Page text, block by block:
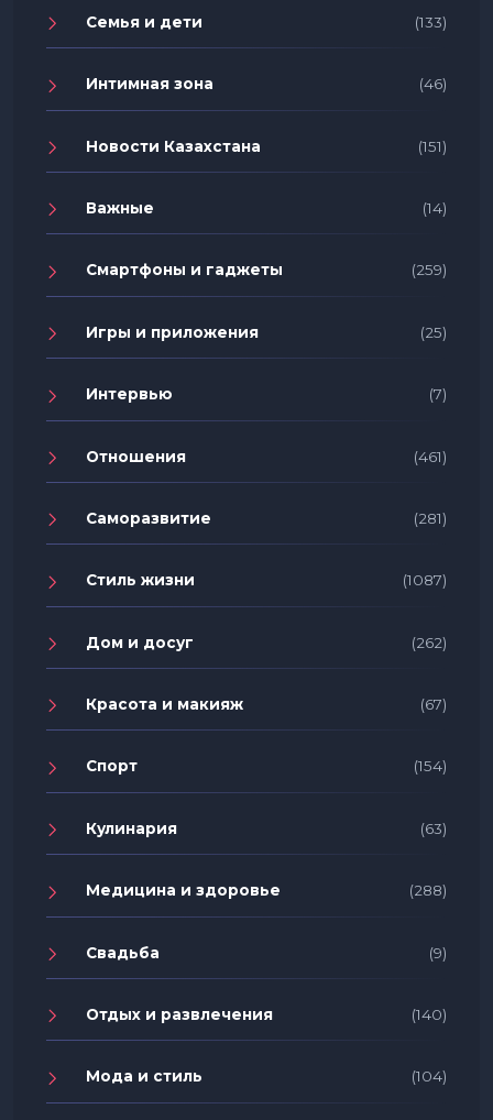
Семья и дети (133)
Интимная зона (46)
Новости Казахстана (151)
Важные (14)
Смартфоны и гаджеты (259)
Игры и приложения (25)
Интервью (7)
Отношения (461)
Саморазвитие (281)
Стиль жизни (1087)
Дом и досуг (262)
Красота и макияж (67)
Спорт (154)
Кулинария (63)
Медицина и здоровье (288)
Свадьба (9)
Отдых и развлечения (140)
Мода и стиль (104)